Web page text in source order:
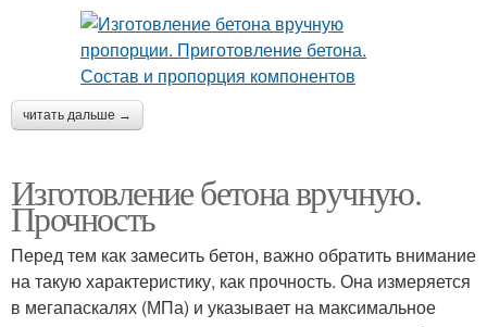
читать дальше →
Изготовление бетона вручную.
Прочность
Перед тем как замесить бетон, важно обратить внимание
на такую характеристику, как прочность. Она измеряется
в мегапаскалях (МПа) и указывает на максимальное